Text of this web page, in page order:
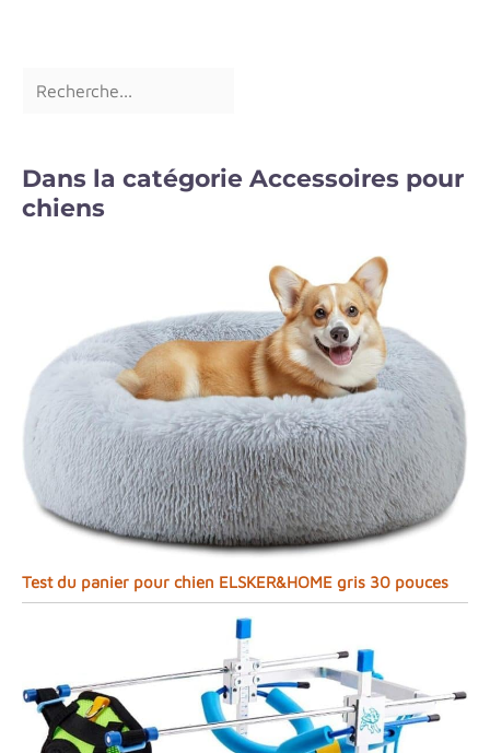
Dans la catégorie Accessoires pour
chiens
Test du panier pour chien ELSKER&HOME gris 30 pouces